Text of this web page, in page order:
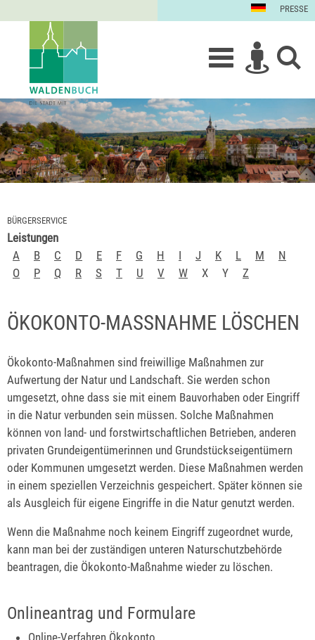
PRESSE
BÜRGERSERVICE
Leistungen
A
B C D E F G H I J K L M
N
O
P Q R S T U V W X Y Z
ÖKOKONTO-MASSNAHME LÖSCHEN
Ökokonto-Maßnahmen sind freiwillige Maßnahmen zur
Aufwertung der Natur und Landschaft. Sie werden schon
umgesetzt, ohne dass sie mit einem Bauvorhaben oder Eingriff
in die Natur verbunden sein müssen. Solche Maßnahmen
können von land- und forstwirtschaftlichen Betrieben, anderen
privaten Grundeigentümerinnen und Grundstückseigentümern
oder Kommunen umgesetzt werden. Diese Maßnahmen werden
in einem speziellen Verzeichnis gespeichert. Später können sie
als Ausgleich für eigene Eingriffe in die Natur genutzt werden.
Wenn die Maßnahme noch keinem Eingriff zugeordnet wurde,
kann man bei der zuständigen unteren Naturschutzbehörde
beantragen, die Ökokonto-Maßnahme wieder zu löschen.
Onlineantrag und Formulare